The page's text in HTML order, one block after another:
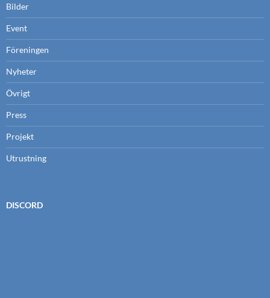
Bilder
Event
Föreningen
Nyheter
Övrigt
Press
Projekt
Utrustning
DISCORD